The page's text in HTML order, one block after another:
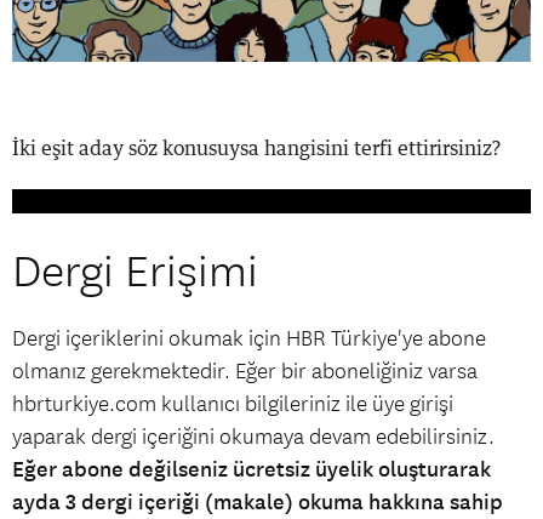
İki eşit aday söz konusuysa hangisini terfi ettirirsiniz?
Dergi Erişimi
Dergi içeriklerini okumak için HBR Türkiye'ye abone
olmanız gerekmektedir. Eğer bir aboneliğiniz varsa
hbrturkiye.com kullanıcı bilgileriniz ile üye girişi
yaparak dergi içeriğini okumaya devam edebilirsiniz.
Eğer abone değilseniz ücretsiz üyelik oluşturarak
ayda 3 dergi içeriği (makale) okuma hakkına sahip